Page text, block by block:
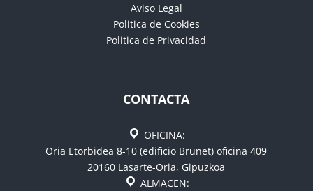
Aviso Legal
Politica de Cookies
Politica de Privacidad
CONTACTA
OFICINA:
Oria Etorbidea 8-10 (edificio Brunet) oficina 409
20160 Lasarte-Oria, Gipuzkoa
ALMACEN: